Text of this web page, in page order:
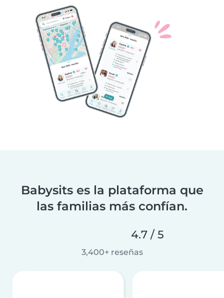
Babysits es la plataforma que
las familias más confían.
4.7 / 5
3,400+ reseñas